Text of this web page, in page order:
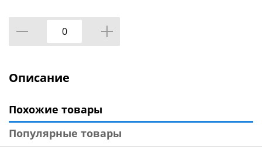
Описание
Похожие товары
Популярные товары